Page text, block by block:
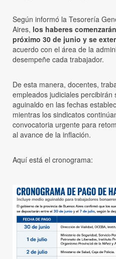
Según informó la Tesorería
Aires, los haberes
próximo 30 de junio y se
acuerdo con el área de la
desempeñe cada trabajador.
De esta manera, docentes,
empleados judiciales
aguinaldo en las fechas
mientras los sindicatos
convocatoria urgente para
al avance de la inflación.
Aquí está el cronograma: